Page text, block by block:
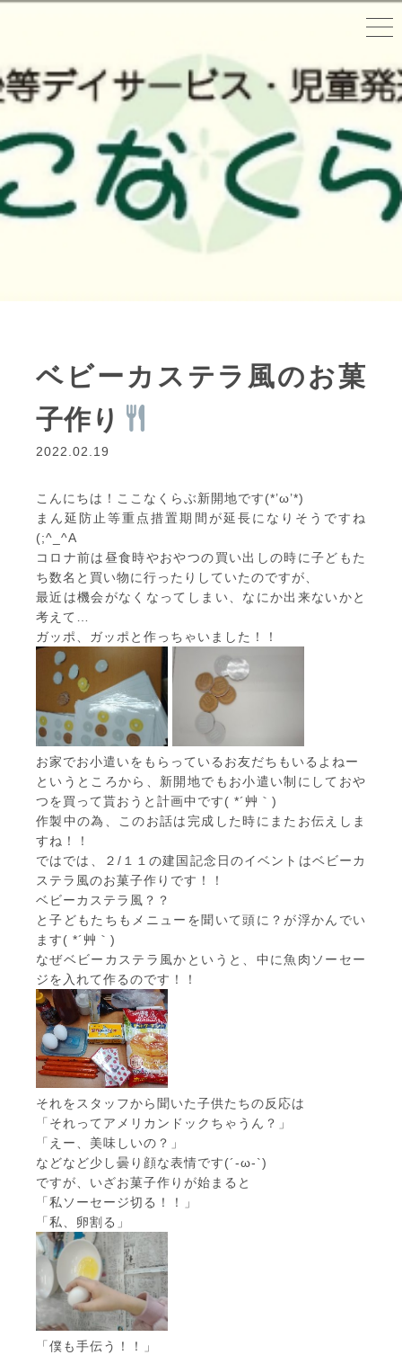
ベビーカステラ風のお菓
子作り
2022.02.19
こんにちは！ここなくらぶ新開地です(*’ω’*)
まん延防止等重点措置期間が延長になりそうですね
(;^_^A
コロナ前は昼食時やおやつの買い出しの時に子どもた
ち数名と買い物に行ったりしていたのですが、
最近は機会がなくなってしまい、なにか出来ないかと
考えて…
ガッポ、ガッポと作っちゃいました！！
お家でお小遣いをもらっているお友だちもいるよねー
というところから、新開地でもお小遣い制にしておや
つを買って貰おうと計画中です( *´艸｀)
作製中の為、このお話は完成した時にまたお伝えしま
すね！！
ではでは、２/１１の建国記念日のイベントはベビーカ
ステラ風のお菓子作りです！！
ベビーカステラ風？？
と子どもたちもメニューを聞いて頭に？が浮かんでい
ます( *´艸｀)
なぜベビーカステラ風かというと、中に魚肉ソーセー
ジを入れて作るのです！！
それをスタッフから聞いた子供たちの反応は
「それってアメリカンドックちゃうん？」
「えー、美味しいの？」
などなど少し曇り顔な表情です(´-ω-`)
ですが、いざお菓子作りが始まると
「私ソーセージ切る！！」
「私、卵割る」
「僕も手伝う！！」